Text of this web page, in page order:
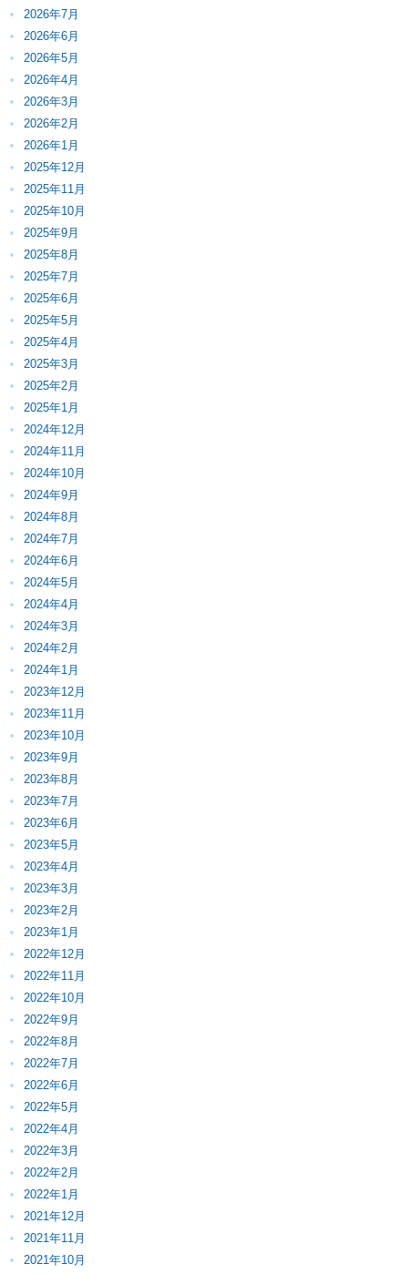
2026年7月
2026年6月
2026年5月
2026年4月
2026年3月
2026年2月
2026年1月
2025年12月
2025年11月
2025年10月
2025年9月
2025年8月
2025年7月
2025年6月
2025年5月
2025年4月
2025年3月
2025年2月
2025年1月
2024年12月
2024年11月
2024年10月
2024年9月
2024年8月
2024年7月
2024年6月
2024年5月
2024年4月
2024年3月
2024年2月
2024年1月
2023年12月
2023年11月
2023年10月
2023年9月
2023年8月
2023年7月
2023年6月
2023年5月
2023年4月
2023年3月
2023年2月
2023年1月
2022年12月
2022年11月
2022年10月
2022年9月
2022年8月
2022年7月
2022年6月
2022年5月
2022年4月
2022年3月
2022年2月
2022年1月
2021年12月
2021年11月
2021年10月